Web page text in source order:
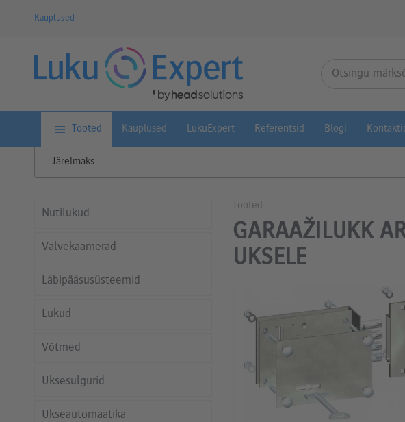
Kauplused
Tooted Kauplused LukuExpert Referentsid Blogi
Järelmaks
Nutilukud
Valvekaamerad
Läbipääsusüsteemid
Lukud
Võtmed
Uksesulgurid
Ukseautomaatika
Tooted
GARAAŽILUKK
UKSELE